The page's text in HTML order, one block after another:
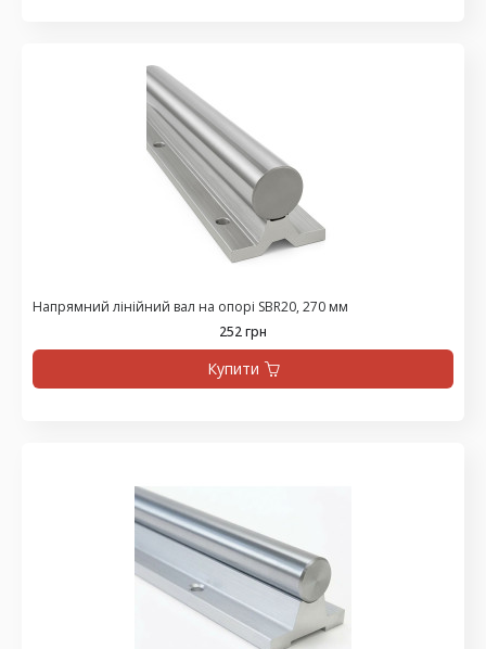
Напрямний лінійний вал на опорі SBR20, 270 мм
252 грн
Купити